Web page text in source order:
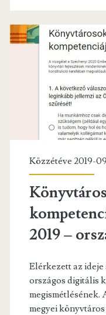
Közzétéve 2019-
2019 –
Elérkezett az
országos digitális
megismétlésének.
megyei